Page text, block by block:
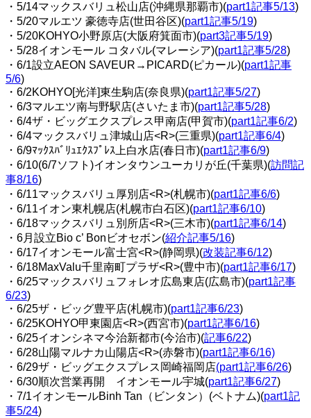
・5/14マックスバリュ松山店(沖縄県那覇市)(part1記事5/13)
・5/20マルエツ 豪徳寺店(世田谷区)(part1記事5/19)
・5/20KOHYO小野原店(大阪府箕面市)(part3記事5/19)
・5/28イオンモール コタバル(マレーシア)(part1記事5/28)
・6/1設立AEON SAVEUR→PICARD(ピカール)(part1記事
5/6)
・6/2KOHYO[光洋]東生駒店(奈良県)(part1記事5/27)
・6/3マルエツ南与野駅店(さいたま市)(part1記事5/28)
・6/4ザ・ビッグエクスプレス甲南店(甲賀市)(part1記事6/2)
・6/4マックスバリュ津城山店<R>(三重県)(part1記事6/4)
・6/9ﾏｯｸｽﾊﾞﾘｭｴｸｽﾌﾟﾚｽ上白水店(春日市)(part1記事6/9)
・6/10(6/7ソフト)イオンタウンユーカリが丘(千葉県)(訪問記
事8/16)
・6/11マックスバリュ厚別店<R>(札幌市)(part1記事6/6)
・6/11イオン東札幌店(札幌市白石区)(part1記事6/10)
・6/18マックスバリュ別所店<R>(三木市)(part1記事6/14)
・6月設立Bio c’ Bonビオセボン(紹介記事5/16)
・6/17イオンモール富士宮<R>(静岡県)(改装記事6/12)
・6/18MaxValu千里南町プラザ<R>(豊中市)(part1記事6/17)
・6/25マックスバリュフォレオ広島東店(広島市)(part1記事
6/23)
・6/25ザ・ビッグ豊平店(札幌市)(part1記事6/23)
・6/25KOHYO甲東園店<R>(西宮市)(part1記事6/16)
・6/25イオンシネマ今治新都市(今治市)(記事6/22)
・6/28山陽マルナカ山陽店<R>(赤磐市)(part1記事6/16)
・6/29ザ・ビッグエクスプレス岡崎福岡店(part1記事6/26)
・6/30順次営業再開 イオンモール宇城(part1記事6/27)
・7/1イオンモールBinh Tan（ビンタン）(ベトナム)(part1記
事5/24)